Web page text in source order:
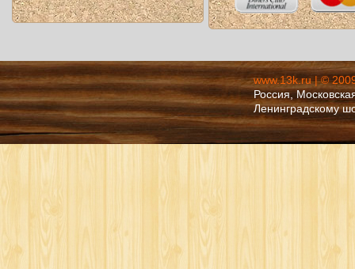
www.13k.ru | ©
Россия,
Ленинградскому